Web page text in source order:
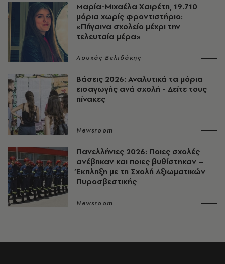
Μαρία-Μιχαέλα Χαιρέτη, 19.710
μόρια χωρίς φροντιστήριο:
«Πήγαινα σχολείο μέχρι την
τελευταία μέρα»
Λουκάς Βελιδάκης
Βάσεις 2026: Αναλυτικά τα μόρια
εισαγωγής ανά σχολή - Δείτε τους
πίνακες
Newsroom
Πανελλήνιες 2026: Ποιες σχολές
ανέβηκαν και ποιες βυθίστηκαν –
Έκπληξη με τη Σχολή Αξιωματικών
Πυροσβεστικής
Newsroom